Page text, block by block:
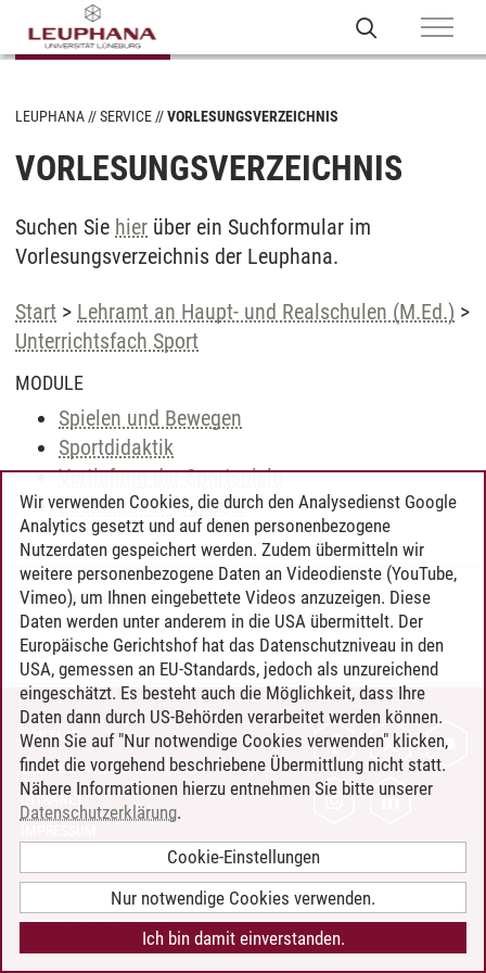
LEUPHANA SERVICE VORLESUNGSVERZEICHNIS
VORLESUNGSVERZEICHNIS
Suchen Sie hier über ein Suchformular im
Vorlesungsverzeichnis der Leuphana.
Start > Lehramt an Haupt- und Realschulen (M.Ed.) >
Unterrichtsfach Sport
MODULE
Spielen und Bewegen
Sportdidaktik
Vertiefung der Sportspiele
Zusätzliche Angebote
Timo Leder/30.06.2024
KONTAKT
LEUPHANA ALS ARBEITGEBER
INTRANET
BARRIEREFREIHEIT
COOKIE-EINSTELLUNGEN
Wir verwenden Cookies, die durch den Analysedienst Google
Analytics gesetzt und auf denen personenbezogene
Nutzerdaten gespeichert werden. Zudem übermitteln wir
weitere personenbezogene Daten an Videodienste (YouTube,
Vimeo), um Ihnen eingebettete Videos anzuzeigen. Diese
Daten werden unter anderem in die USA übermittelt. Der
Europäische Gerichtshof hat das Datenschutzniveau in den
USA, gemessen an EU-Standards, jedoch als unzureichend
eingeschätzt. Es besteht auch die Möglichkeit, dass Ihre
Daten dann durch US-Behörden verarbeitet werden können.
Wenn Sie auf "Nur notwendige Cookies verwenden" klicken,
findet die vorgehend beschriebene Übermittlung nicht statt.
Nähere Informationen hierzu entnehmen Sie bitte unserer
Datenschutzerklärung.
Cookie-Einstellungen
Nur notwendige Cookies verwenden.
Ich bin damit einverstanden.